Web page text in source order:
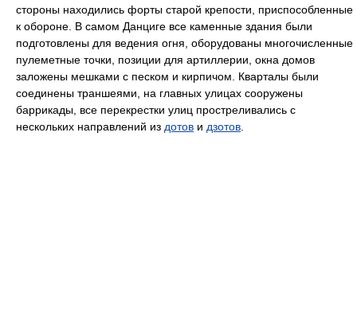
стороны находились форты старой крепости, приспособленные
к обороне. В самом Данциге все каменные здания были
подготовлены для ведения огня, оборудованы многочисленные
пулеметные точки, позиции для артиллерии, окна домов
заложены мешками с песком и кирпичом. Кварталы были
соединены траншеями, на главных улицах сооружены
баррикады, все перекрестки улиц простреливались с
нескольких направлений из дотов и дзотов